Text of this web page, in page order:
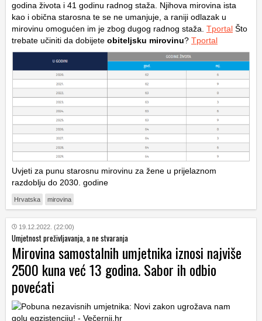
godina života i 41 godinu radnog staža. Njihova mirovina ista
kao i obična starosna te se ne umanjuje, a raniji odlazak u
mirovinu omogućen im je zbog dugog radnog staža. Tportal Što
trebate učiniti da dobijete obiteljsku mirovinu? Tportal
Uvjeti za punu starosnu mirovinu za žene u prijelaznom
razdoblju do 2030. godine
Hrvatska mirovina
19.12.2022. (22:00)
Umjetnost preživljavanja, a ne stvaranja
Mirovina samostalnih umjetnika iznosi najviše
2500 kuna već 13 godina. Sabor ih odbio
povećati